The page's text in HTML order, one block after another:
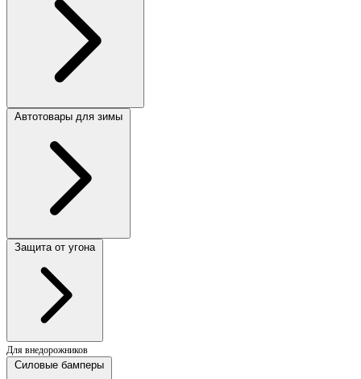
Автотовары для зимы
Защита от угона
Для внедорожников
Силовые бамперы